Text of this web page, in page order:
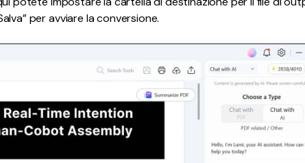
per avviare la conversione.